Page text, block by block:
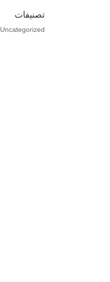
تصنيفات
Uncategorized